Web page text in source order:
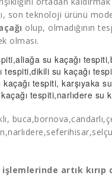
son teknoloji ürünü
olup, olmadığının
olması.
,aliağa su kaçağı tespiti
tespiti,dikili su kaçağı
kaçağı tespiti, karşıyaka
tespiti,narlıdere su
işlemlerinde artık kırıp